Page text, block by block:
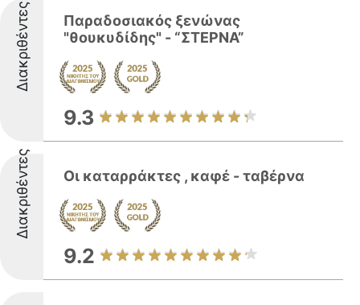
Διακριθέντες
Παραδοσιακός ξενώνας
"θουκυδίδης" - “ΣΤΕΡΝΑ”
9.3
Διακριθέντες Οι καταρράκτες , καφέ - ταβέρνα
9.2